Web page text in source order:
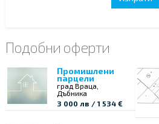
Подобни оферти
Промишлени
парцели
град Враца,
Дъбника
3 000 лв / 1 534 €